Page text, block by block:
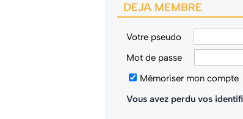
DEJA MEMBRE
Votre pseudo
Mot de passe
Mémoriser mon compte
Vous avez perdu vos